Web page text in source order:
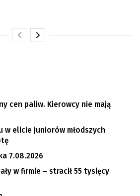
cen paliw. Kierowcy nie mają
w elicie juniorów młodszych
7.08.2026
w firmie – stracił 55 tysięcy